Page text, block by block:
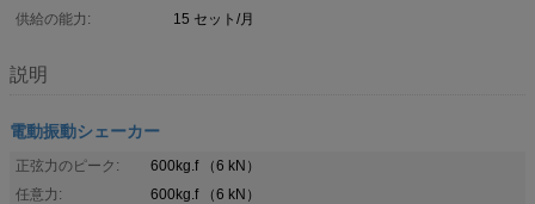
供給の能力:
15 セット/月
説明
電動振動シェーカー
正弦力のピーク:
600kg.f （6 kN）
任意力:
600kg.f （6 kN）